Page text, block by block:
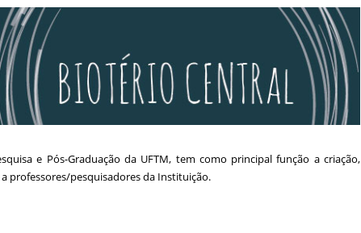
e Pós-Graduação da UFTM, tem como principal função a criação,
professores/pesquisadores da Instituição.